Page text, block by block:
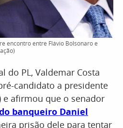
encontro entre Flávio Bolsonaro e
do PL, Valdemar Costa
candidato a presidente
e afirmou que o senador
banqueiro Daniel
prisão dele para tentar